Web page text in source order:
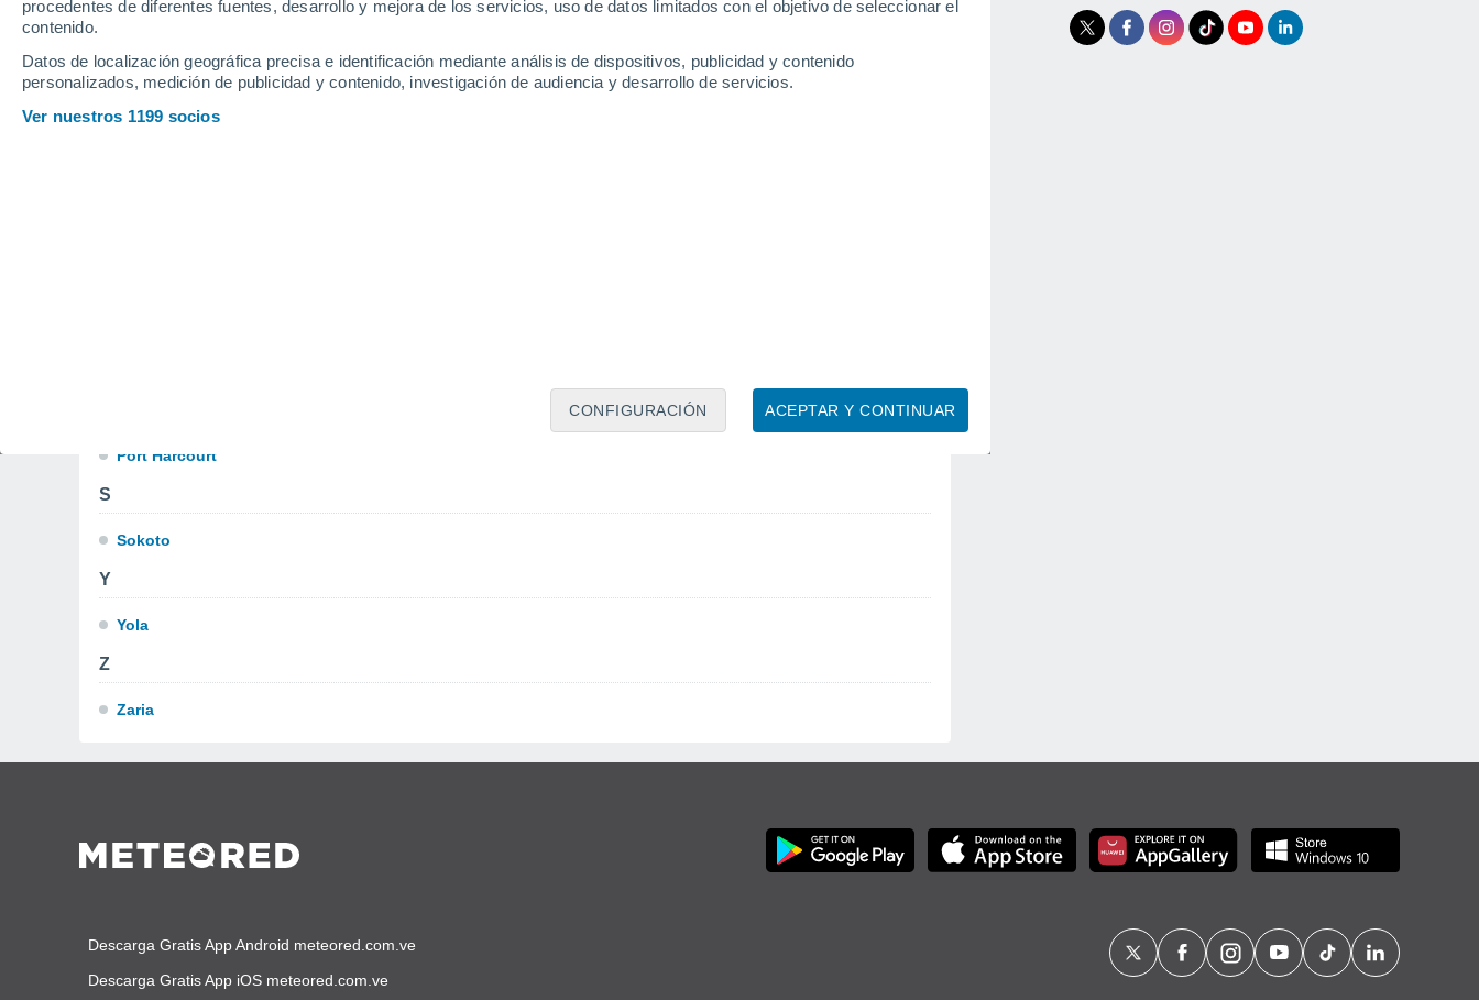
procedentes de diferentes fuentes, desarrollo y mejora de los servicios, uso de datos limitados con el objetivo de seleccionar el
contenido.
Datos de localización geográfica precisa e identificación mediante análisis de dispositivos, publicidad y contenido
personalizados, medición de publicidad y contenido, investigación de audiencia y desarrollo de servicios.
Ver nuestros 1199 socios
ACEPTAR Y CONTINUAR
CONFIGURACIÓN
K
Port Harcourt
S
Sokoto
Y
Yola
Z
Zaria
Descarga Gratis App Android meteored.com.ve
Descarga Gratis App iOS meteored.com.ve